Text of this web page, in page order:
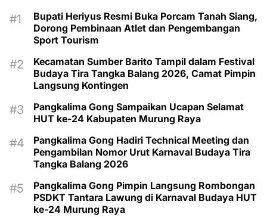
Bupati Heriyus Resmi Buka Porcam Tanah Siang,
Dorong Pembinaan Atlet dan Pengembangan
Sport Tourism
Kecamatan Sumber Barito Tampil dalam Festival
Budaya Tira Tangka Balang 2026, Camat Pimpin
Langsung Kontingen
Pangkalima Gong Sampaikan Ucapan Selamat
HUT ke-24 Kabupaten Murung Raya
Pangkalima Gong Hadiri Technical Meeting dan
Pengambilan Nomor Urut Karnaval Budaya Tira
Tangka Balang 2026
Pangkalima Gong Pimpin Langsung Rombongan
PSDKT Tantara Lawung di Karnaval Budaya HUT
ke-24 Murung Raya